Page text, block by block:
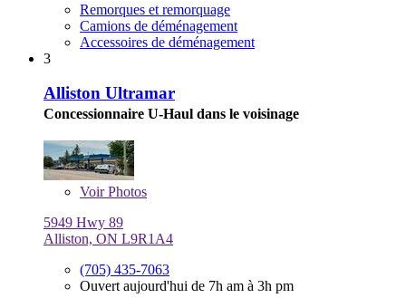
Remorques et remorquage
Camions de déménagement
Accessoires de déménagement
3
Alliston Ultramar
Concessionnaire U-Haul dans le voisinage
VoirPhotos
5949 Hwy 89
Alliston, ON L9R1A4
(705) 435-7063
Ouvert aujourd'hui de 7h am à 3h pm